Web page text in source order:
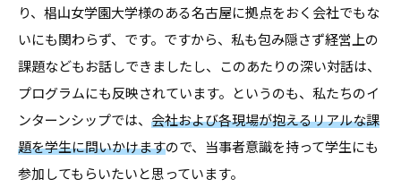
り、椙山女学園大学様のある名古屋に拠点をおく会社でもな
いにも関わらず、です。ですから、私も包み隠さず経営上の
課題などもお話しできましたし、このあたりの深い対話は、
プログラムにも反映されています。というのも、私たちのイ
ンターンシップでは、 会社および各現場が抱えるリアルな課
題を学生に問いかけますので、当事者意識を持って学生にも
参加してもらいたいと思っています。